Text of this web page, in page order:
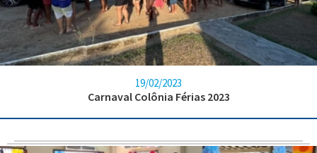
19/02/2023
Carnaval Colônia Férias 2023